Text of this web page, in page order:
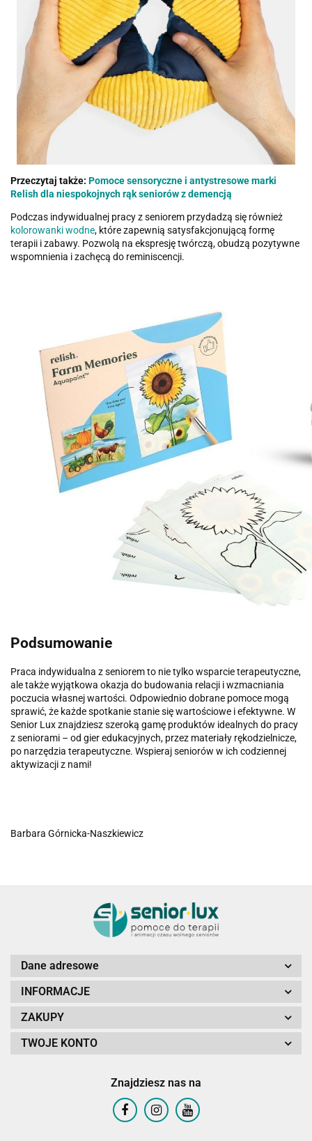
Przeczytaj także: Pomoce sensoryczne i antystresowe marki
Relish dla niespokojnych rąk seniorów z demencją
Podczas indywidualnej pracy z seniorem przydadzą się również
kolorowanki wodne, które zapewnią satysfakcjonującą formę
terapii i zabawy. Pozwolą na ekspresję twórczą, obudzą pozytywne
wspomnienia i zachęcą do reminiscencji.
Podsumowanie
Praca indywidualna z seniorem to nie tylko wsparcie terapeutyczne,
ale także wyjątkowa okazja do budowania relacji i wzmacniania
poczucia własnej wartości. Odpowiednio dobrane pomoce mogą
sprawić, że każde spotkanie stanie się wartościowe i efektywne. W
Senior Lux znajdziesz szeroką gamę produktów idealnych do pracy
z seniorami – od gier edukacyjnych, przez materiały rękodzielnicze,
po narzędzia terapeutyczne. Wspieraj seniorów w ich codziennej
aktywizacji z nami!
Barbara Górnicka-Naszkiewicz
Dane adresowe
INFORMACJE
ZAKUPY
TWOJE KONTO
Znajdziesz nas na